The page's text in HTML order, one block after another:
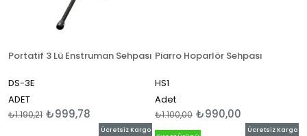
Portatif 3 Lü Enstruman Sehpası
DS-3E
ADET
₺999,78
₺1.190,21
Piarro Hoparlör Sehpası
HS1
Adet
₺990,00
₺1.100,00
Ücretsiz Kargo
Ücretsiz Kargo